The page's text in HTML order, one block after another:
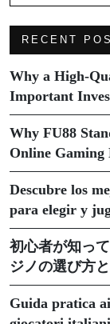
RECENT
Why a High-
Important
Why FU88
Online Gaming
Descubre los
para elegir y
初心者が知っ
ジノの選び方
Guida pratica